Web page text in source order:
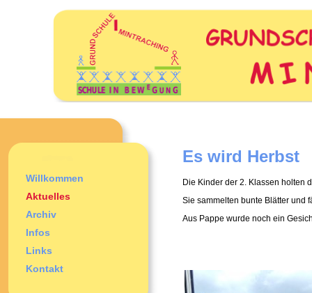
Willkommen
Aktuelles
Archiv
Infos
Links
Kontakt
Es wird Herbst
Die Kinder der 2. Klassen holten
Sie sammelten bunte Blätter und
Aus Pappe wurde noch ein